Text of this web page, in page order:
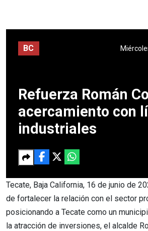
BC
Refuerza Román
acercamiento con
industriales
Tecate, Baja California, 16 de junio de
de fortalecer la relación con el sector
posicionando a Tecate como un
la atracción de inversiones, el alcalde